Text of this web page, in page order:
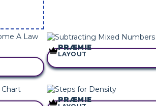
KOPIER DETTE
PRÆMIE
LAYOUT
PRÆMIE